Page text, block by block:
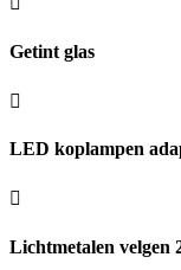
Getint glas
LED koplampen
Lichtmetalen velgen